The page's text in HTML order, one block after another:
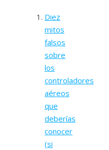
Diez
mitos
falsos
sobre
los
controladores
aéreos
que
deberías
conocer
(si